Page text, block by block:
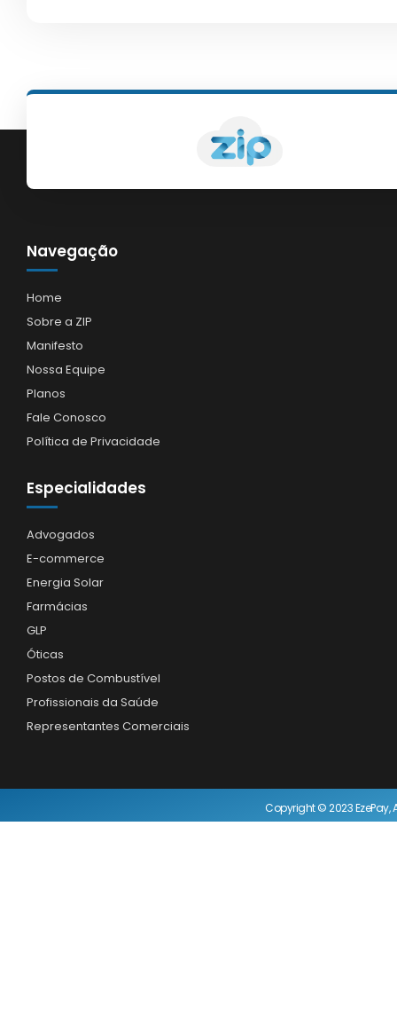
Navegação
Home
Sobre a ZIP
Manifesto
Nossa Equipe
Planos
Fale Conosco
Política de Privacidade
Especialidades
Advogados
E-commerce
Energia Solar
Farmácias
GLP
Óticas
Postos de Combustível
Profissionais da Saúde
Representantes Comerciais
Copyright © 2023 EzePay,